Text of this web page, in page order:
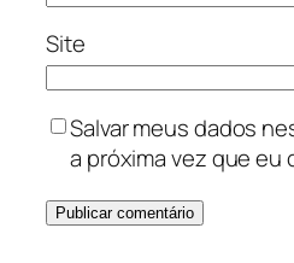
Site
Salvar meus dados
a próxima vez que eu